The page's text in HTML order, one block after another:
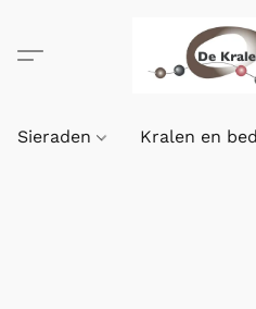
Sieraden Kralen en